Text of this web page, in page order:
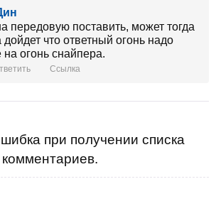
передовую поставить, может тогда
дойдет что ответный огонь надо
огонь снайпера.
Ссылка
при получении списка
комментариев.